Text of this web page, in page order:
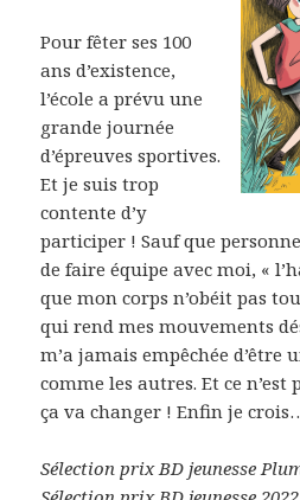
Pour fêter ses 100
ans d’existence,
l’école a prévu une
grande journée
d’épreuves sportives.
Et je suis trop
contente d’y
participer ! Sauf que
de faire équipe avec moi, «
que mon corps n’obéit pas
qui rend mes mouvements
m’a jamais empêchée d’être
comme les autres. Et ce n’est
ça va changer ! Enfin je
Sélection prix BD jeunesse